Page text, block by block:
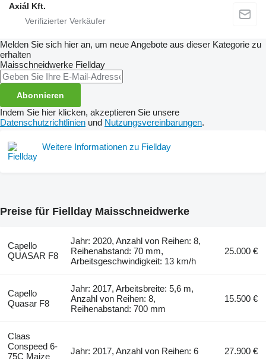
Axiál Kft.
Melden Sie sich hier an, um neue Angebote aus dieser Kategorie zu
erhalten
Maisschneidwerke Fiellday
Abonnieren
Indem Sie hier klicken, akzeptieren Sie unsere
Datenschutzrichtlinien und Nutzungsvereinbarungen.
Weitere Informationen zu Fiellday
Preise für Fiellday Maisschneidwerke
Capello
QUASAR F8
Jahr: 2020, Anzahl von Reihen: 8,
Reihenabstand: 70 mm,
Arbeitsgeschwindigkeit: 13 km/h
25.000 €
Capello
Quasar F8
Jahr: 2017, Arbeitsbreite: 5,6 m,
Anzahl von Reihen: 8,
Reihenabstand: 700 mm
15.500 €
Claas
Conspeed 6-
75C Maize
Jahr: 2017, Anzahl von Reihen: 6 27.900 €